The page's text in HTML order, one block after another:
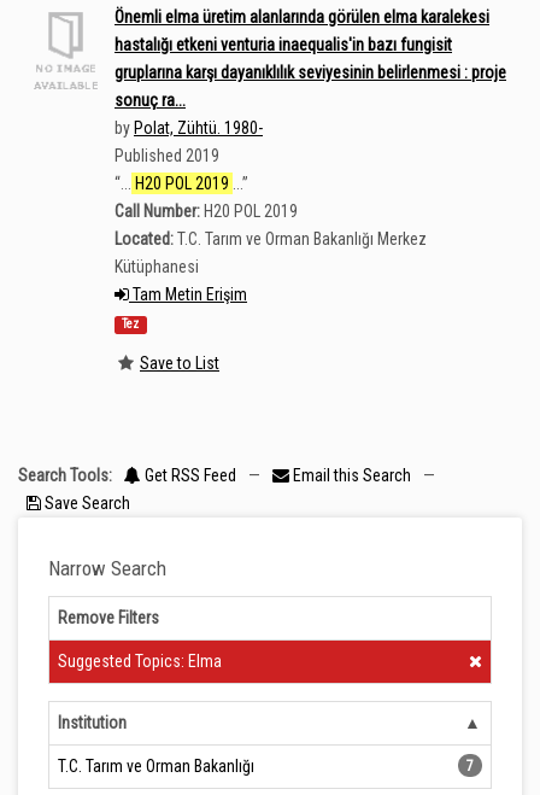
Önemli elma üretim alanlarında görülen elma karalekesi
hastalığı etkeni venturia inaequalis'in bazı fungisit
gruplarına karşı dayanıklılık seviyesinin belirlenmesi : proje
sonuç ra...
by Polat, Zühtü. 1980-
Published 2019
“
H20 POL 2019
”
Call Number: H20 POL 2019
Located:T.C. Tarım ve Orman Bakanlığı Merkez
Kütüphanesi
Tam Metin Erişim
Tez
Save to List
Search Tools: Get RSS Feed — Email this Search
—
Save Search
Narrow Search
Remove Filters
Clear Filter
Suggested Topics: Elma
Institution
T.C. Tarım ve Orman Bakanlığı 7